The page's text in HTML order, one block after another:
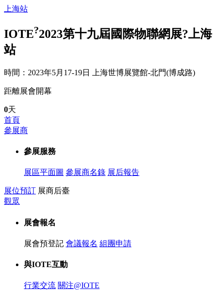
上海站
IOTE?2023第十九屆國際物聯網展?上海
站
時間：2023年5月17-19日 上海世博展覽館-北門(博成路)
距離展會開幕
0天
首頁
參展商
參展服務
展區平面圖 參展商名錄 展后報告
展位預訂 展商后臺
觀眾
展會報名
展會預登記 會議報名 組團申請
與IOTE互動
行業交流 關注@IOTE